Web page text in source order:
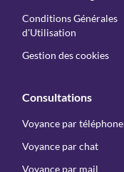
Conditions Générales
d'Utilisation
Gestion des cookies
Consultations
Voyance par téléphone
Voyance par chat
Voyance par mail